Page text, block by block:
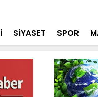
SİYASET SPOR